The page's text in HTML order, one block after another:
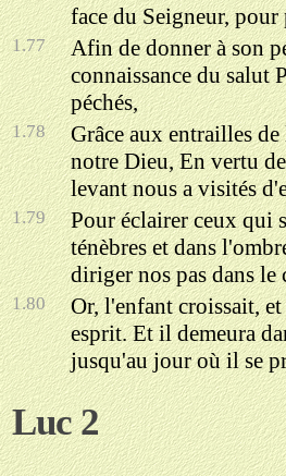
face du Seigneur, pour
1.77
Afin de donner à son
connaissance du salut
péchés,
1.78
Grâce aux entrailles
notre Dieu, En vertu
levant nous a visités
1.79
Pour éclairer ceux qui
ténèbres et dans
diriger nos pas dans
1.80
Or, l'enfant croissait,
esprit. Et il demeura
jusqu'au jour où il se
Luc 2